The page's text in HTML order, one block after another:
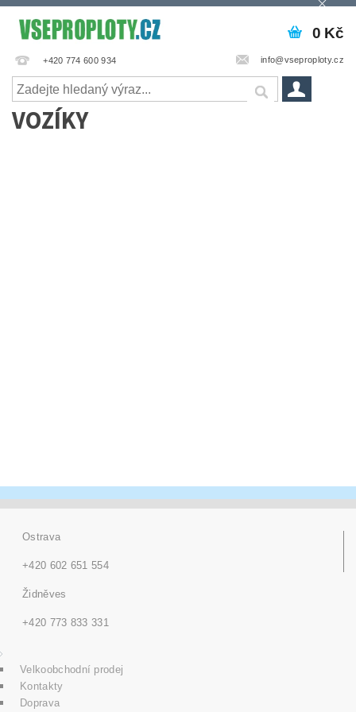
+420 774 600 934 info@vseproploty.cz
0 Kč
VOZÍKY
Ostrava
+420 602 651 554
Židněves
+420 773 833 331
Velkoobchodní prodej
Kontakty
Doprava